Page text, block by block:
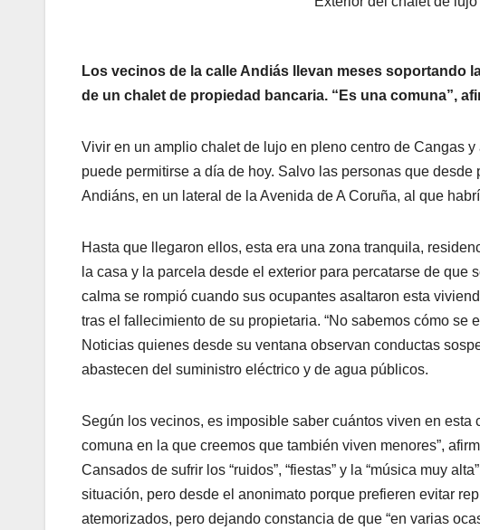
Los vecinos de la calle Andiás llevan meses soportando
de un chalet de propiedad bancaria. “Es una comuna”,
Vivir en un amplio chalet de lujo en pleno centro de Cangas
puede permitirse a día de hoy. Salvo las personas que
Andiáns, en un lateral de la Avenida de A Coruña, al que
Hasta que llegaron ellos, esta era una zona tranquila,
la casa y la parcela desde el exterior para percatarse de
calma se rompió cuando sus ocupantes asaltaron esta
tras el fallecimiento de su propietaria. “No sabemos cómo se
Noticias quienes desde su ventana observan conductas
abastecen del suministro eléctrico y de agua públicos.
Según los vecinos, es imposible saber cuántos viven en esta
comuna en la que creemos que también viven menores”,
Cansados de sufrir los “ruidos”, “fiestas” y la “música muy
situación, pero desde el anonimato porque prefieren evitar
atemorizados, pero dejando constancia de que “en varias